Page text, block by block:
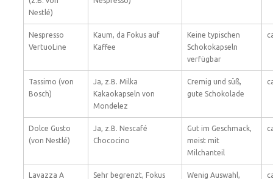
Nestlé)
Nespresso
VertuoLine
Kaum, da Fokus auf
Kaffee
Keine typischen
Schokokapseln
verfügbar
Tassimo (von
Bosch)
Ja, z.B. Milka
Kakaokapseln von
Mondelez
Cremig und süß,
gute Schokolade
Dolce Gusto
(von Nestlé)
Ja, z.B. Nescafé
Chococino
Gut im Geschmack,
meist mit
Milchanteil
Lavazza A
Sehr begrenzt, Fokus
Wenig Auswahl,